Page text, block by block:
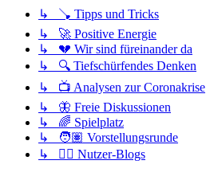
↳ 🪠 Tipps und Tricks
↳ 🚀 Positive Energie
↳ 💔 Wir sind füreinander da
↳ 🔍 Tiefschürfendes Denken
↳ 📺 Analysen zur Coronakrise
↳ 🦋 Freie Diskussionen
↳ 🌈 Spielplatz
↳ 🧑🏽 Vorstellungsrunde
↳ ✍🏽 Nutzer-Blogs